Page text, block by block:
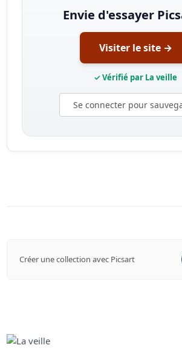
Envie d'essayer
Visiter le site →
✓ Vérifié par La veille
Se connecter pour
Créer une collection avec Picsart